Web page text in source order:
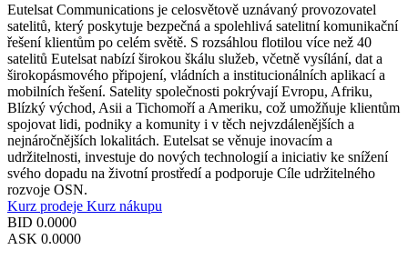
Eutelsat Communications je celosvětově uznávaný provozovatel
satelitů, který poskytuje bezpečná a spolehlivá satelitní komunikační
řešení klientům po celém světě. S rozsáhlou flotilou více než 40
satelitů Eutelsat nabízí širokou škálu služeb, včetně vysílání, dat a
širokopásmového připojení, vládních a institucionálních aplikací a
mobilních řešení. Satelity společnosti pokrývají Evropu, Afriku,
Blízký východ, Asii a Tichomoří a Ameriku, což umožňuje klientům
spojovat lidi, podniky a komunity i v těch nejvzdálenějších a
nejnáročnějších lokalitách. Eutelsat se věnuje inovacím a
udržitelnosti, investuje do nových technologií a iniciativ ke snížení
svého dopadu na životní prostředí a podporuje Cíle udržitelného
rozvoje OSN.
Kurz prodeje Kurz nákupu
BID 0.0000
ASK 0.0000